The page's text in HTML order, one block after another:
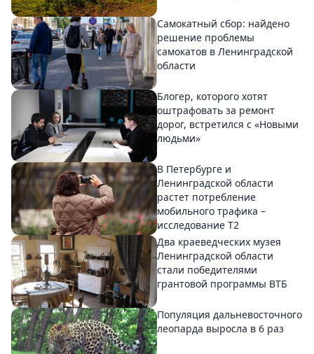
Самокатный сбор: найдено
решение проблемы
самокатов в Ленинградской
области
Блогер, которого хотят
оштрафовать за ремонт
дорог, встретился с «Новыми
людьми»
В Петербурге и
Ленинградской области
растет потребление
мобильного трафика –
исследование T2
Два краеведческих музея
Ленинградской области
стали победителями
грантовой программы ВТБ
Популяция дальневосточного
леопарда выросла в 6 раз